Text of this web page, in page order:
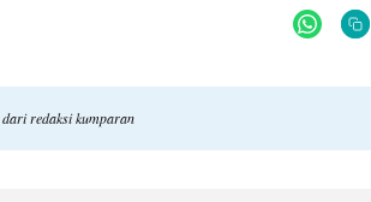
redaksi kumparan